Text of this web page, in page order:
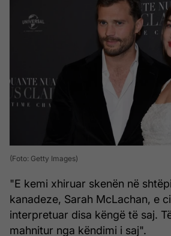
(Foto: Getty Images)
"E kemi xhiruar skenën në
kanadeze, Sarah McLachan, e
interpretuar disa këngë të saj.
mahnitur nga këndimi i saj".